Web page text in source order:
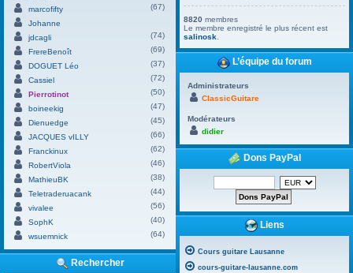
marcofifty
(67)
Johanne
jdcagli
(74)
FrereBenoît
(69)
DOGUET Léo
(37)
Cassiel
(72)
Pierrotinot
(50)
boineekig
(47)
Dienuedge
(45)
JACQUES vILLY
(66)
Franckinux
(62)
RobertViola
(46)
MathieuBK
(38)
Teletraderuacank
(44)
vivalee
(56)
SophK
(40)
wsuemnick
(64)
Rechercher
8820 membres
Le membre enregistré le plus récent est
salinosk
L’équipe du forum
Administrateurs
ClassicGuitare
Modérateurs
didier
Dons PayPal
Liens
Cours guitare Lausanne
cours-guitare-lausanne.com